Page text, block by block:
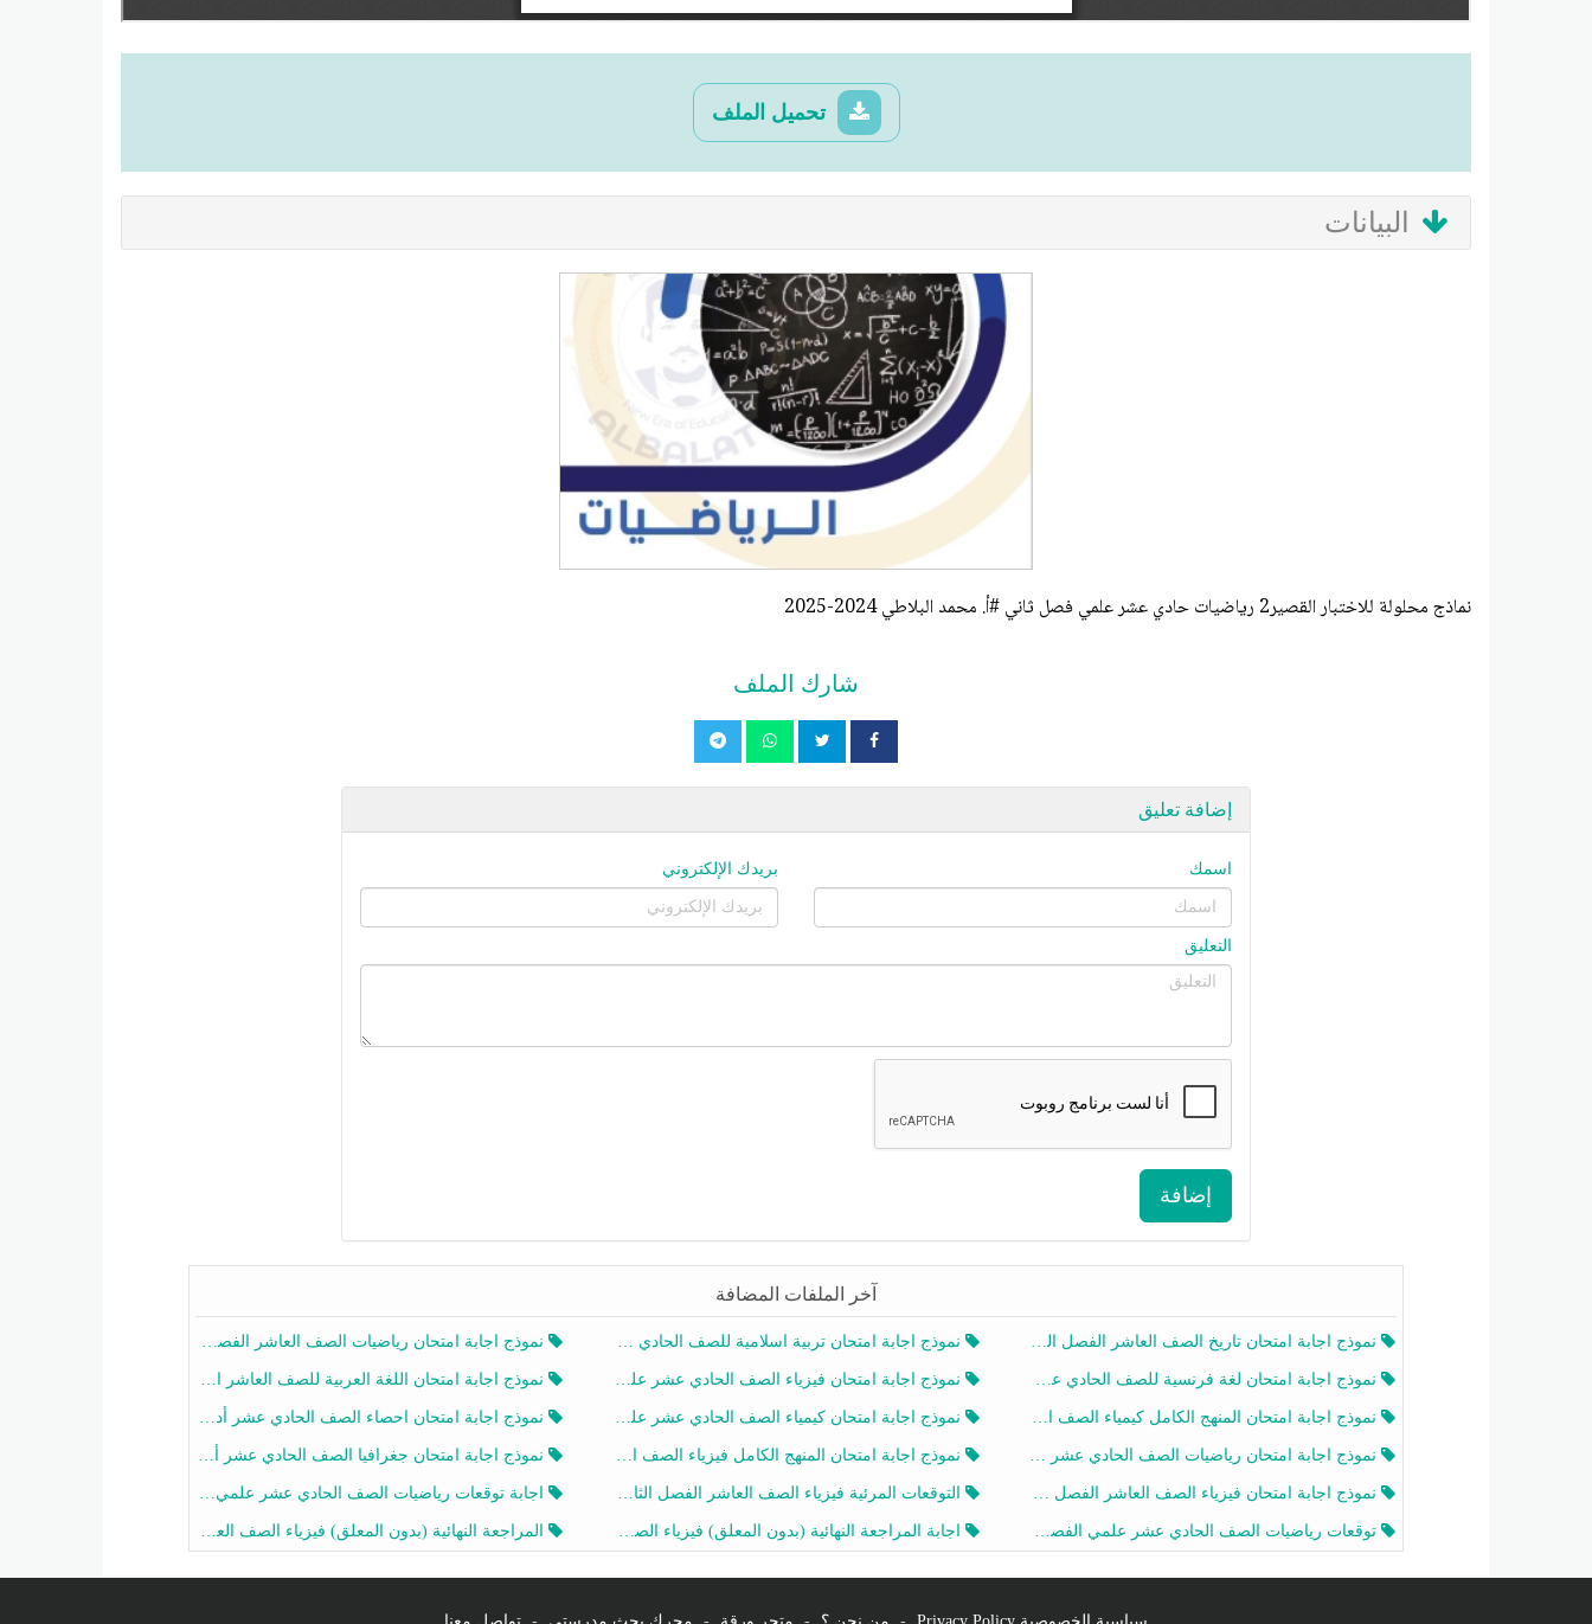
تحميل الملف
البيانات
نماذج محلولة للاختبار القصير2 رياضيات حادي عشر علمي فصل ثاني #أ. محمد البلاطي 2024-2025
شارك الملف
إضافة تعليق
اسمك بريدك الإلكتروني
التعليق
إضافة
آخر الملفات المضافة
نموذج اجابة امتحان تاريخ الصف العاشر الفصل الثاني 2025-2026 نموذج اجابة امتحان تربية اسلامية للصف الحادي عشر الفصل الثاني 2025-2026 نموذج اجابة امتحان رياضيات الصف العاشر الفصل الثاني 2025-2026
نموذج اجابة امتحان لغة فرنسية للصف الحادي عشر أدبي الفصل الثاني 2025-2026 نموذج اجابة امتحان فيزياء الصف الحادي عشر علمي الفصل الثاني 2025-2026 نموذج اجابة امتحان اللغة العربية للصف العاشر الفصل الثاني 2025-2026
نموذج اجابة امتحان المنهج الكامل كيمياء الصف الحادي عشر علمي الفصل الثاني 2025-2026 نموذج اجابة امتحان كيمياء الصف الحادي عشر علمي الفصل الثاني 2025-2026 نموذج اجابة امتحان احصاء الصف الحادي عشر أدبي الفصل الثاني 2025-2026
نموذج اجابة امتحان رياضيات الصف الحادي عشر علمي الفصل الثاني 2025-2026 نموذج اجابة امتحان المنهج الكامل فيزياء الصف العاشر الفصل الثاني 2025-2026 نموذج اجابة امتحان جغرافيا الصف الحادي عشر أدبي الفصل الثاني 2025-2026
نموذج اجابة امتحان فيزياء الصف العاشر الفصل الثاني 2025-2026 التوقعات المرئية فيزياء الصف العاشر الفصل الثاني 2026 أ هيثم الليثي اجابة توقعات رياضيات الصف الحادي عشر علمي الفصل الثاني 2025-2026 أ عمرو فايز
توقعات رياضيات الصف الحادي عشر علمي الفصل الثاني 2025-2026 أ عمرو فايز اجابة المراجعة النهائية (بدون المعلق) فيزياء الصف العاشر الفصل الثاني أ أحمد نبيه المراجعة النهائية (بدون المعلق) فيزياء الصف العاشر الفصل الثاني أ أحمد نبيه